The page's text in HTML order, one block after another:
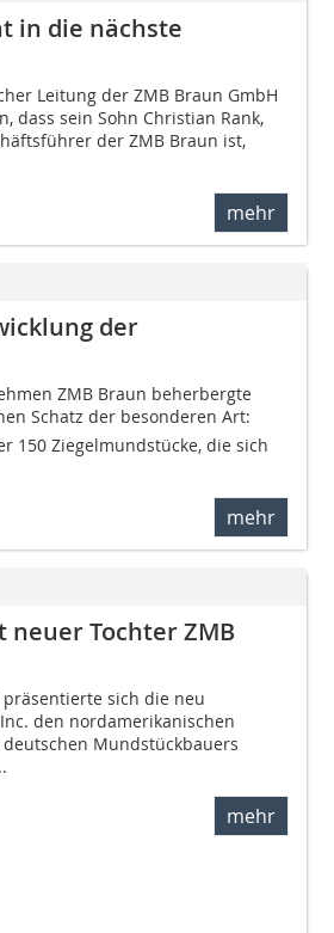
in die nächste
Leitung der ZMB Braun GmbH
dass sein Sohn Christian Rank,
der ZMB Braun ist,
mehr
der
ZMB Braun beherbergte
Schatz der besonderen Art:
150 Ziegelmundstücke, die sich
mehr
Tochter ZMB
sich die neu
den nord­amerikanischen
Mundstückbauers
mehr